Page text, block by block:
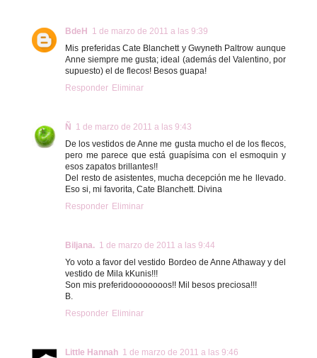
BdeH 1 de marzo de 2011 a las 9:39
Mis preferidas Cate Blanchett y Gwyneth Paltrow aunque
Anne siempre me gusta; ideal (además del Valentino, por
supuesto) el de flecos! Besos guapa!
Responder Eliminar
Ñ 1 de marzo de 2011 a las 9:43
De los vestidos de Anne me gusta mucho el de los flecos,
pero me parece que está guapísima con el esmoquin y
esos zapatos brillantes!!
Del resto de asistentes, mucha decepción me he llevado.
Eso si, mi favorita, Cate Blanchett. Divina
Responder Eliminar
Biljana. 1 de marzo de 2011 a las 9:44
Yo voto a favor del vestido Bordeo de Anne Athaway y del
vestido de Mila kKunis!!!
Son mis preferidoooooooos!! Mil besos preciosa!!!
B.
Responder Eliminar
Little Hannah 1 de marzo de 2011 a las 9:46